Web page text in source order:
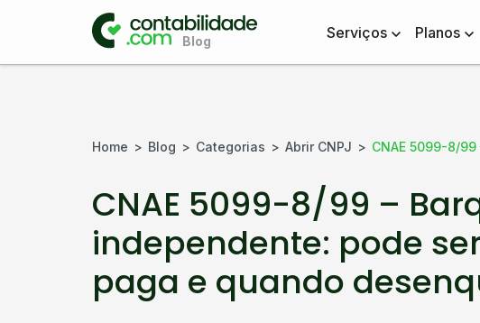
Serviços Planos
Home Blog Categorias Abrir CNPJ CNAE 5099-8/
CNAE 5099-8/99 –
independente: pode
paga e quando